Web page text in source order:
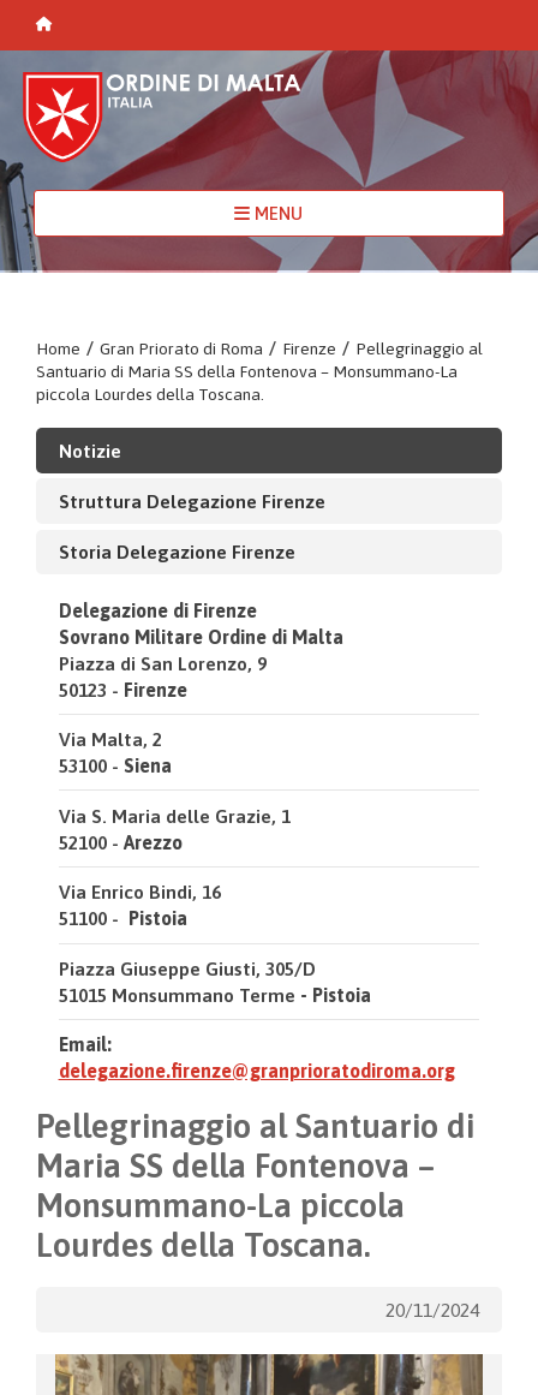
MENU
Home / Gran Priorato di Roma / Firenze / Pellegrinaggio al
Santuario di Maria SS della Fontenova – Monsummano-La
piccola Lourdes della Toscana.
Notizie
Struttura Delegazione Firenze
Storia Delegazione Firenze
Delegazione di Firenze
Sovrano Militare Ordine di Malta
Piazza di San Lorenzo, 9
50123 - Firenze
Via Malta, 2
53100 - Siena
Via S. Maria delle Grazie, 1
52100 - Arezzo
Via Enrico Bindi, 16
51100 - Pistoia
Piazza Giuseppe Giusti, 305/D
51015 Monsummano Terme - Pistoia
Email:
delegazione.firenze@granprioratodiroma.org
Pellegrinaggio al Santuario di
Maria SS della Fontenova –
Monsummano-La piccola
Lourdes della Toscana.
20/11/2024